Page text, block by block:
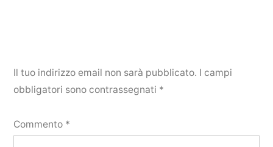
Il tuo indirizzo email non sarà pubblicato. I campi
obbligatori sono contrassegnati *
Commento *